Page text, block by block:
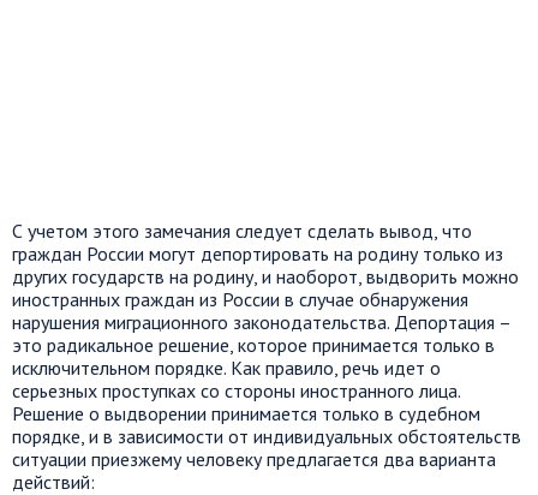
С учетом этого замечания следует сделать вывод, что
граждан России могут депортировать на родину только из
других государств на родину, и наоборот, выдворить можно
иностранных граждан из России в случае обнаружения
нарушения миграционного законодательства. Депортация –
это радикальное решение, которое принимается только в
исключительном порядке. Как правило, речь идет о
серьезных проступках со стороны иностранного лица.
Решение о выдворении принимается только в судебном
порядке, и в зависимости от индивидуальных обстоятельств
ситуации приезжему человеку предлагается два варианта
действий: